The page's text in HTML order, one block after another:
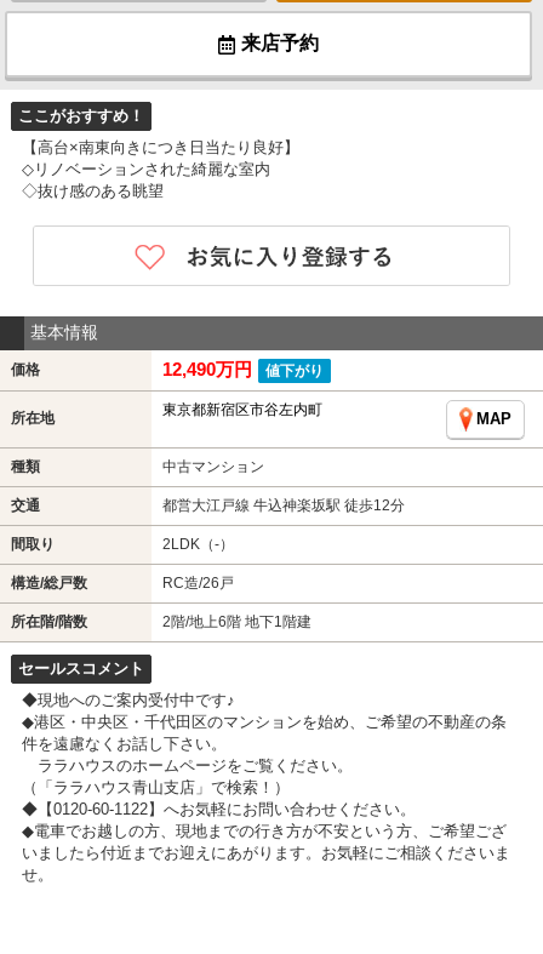
来店予約
ここがおすすめ！
【高台×南東向きにつき日当たり良好】
◇リノベーションされた綺麗な室内
◇抜け感のある眺望
基本情報
価格 12,490万円 値下がり
所在地 東京都新宿区市谷左内町
MAP
種類 中古マンション
交通 都営大江戸線 牛込神楽坂駅 徒歩12分
間取り 2LDK（-）
構造/総戸数 RC造/26戸
所在階/階数 2階/地上6階 地下1階建
セールスコメント
◆現地へのご案内受付中です♪
◆港区・中央区・千代田区のマンションを始め、ご希望の不動産の条
件を遠慮なくお話し下さい。
ララハウスのホームページをご覧ください。
（「ララハウス青山支店」で検索！）
◆【0120-60-1122】へお気軽にお問い合わせください。
◆電車でお越しの方、現地までの行き方が不安という方、ご希望ござ
いましたら付近までお迎えにあがります。お気軽にご相談くださいま
せ。